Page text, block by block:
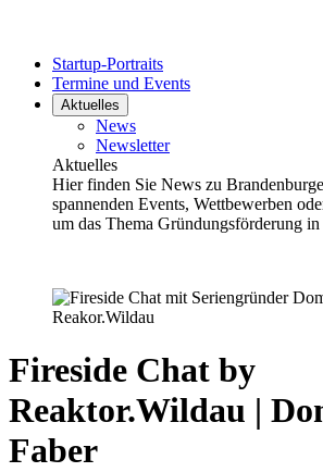
Startup-Portraits
Termine und Events
Aktuelles
News
Newsletter
Aktuelles
Hier finden Sie News zu
spannenden Events, Wettbewerben
um das Thema Gründungsförderung
Reakor.Wildau
Fireside Chat by
Reaktor.Wildau |
Faber